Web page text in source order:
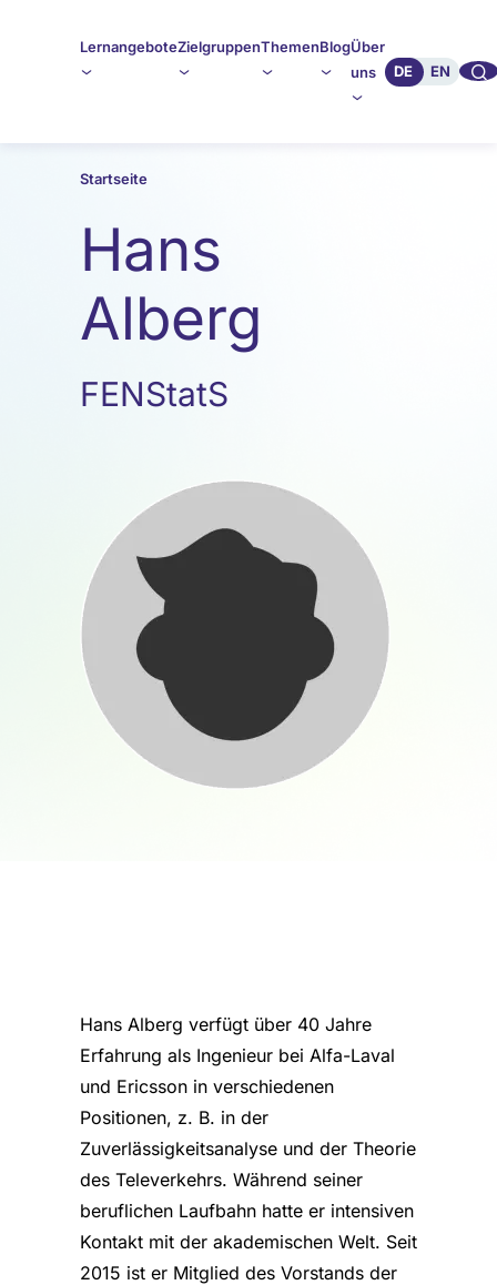
LernangeboteZielgruppenThemenBlogÜber
uns
DE EN 🔍︎︎
Startseite
Hans
Alberg
FENStatS
Hans Alberg verfügt über 40 Jahre
Erfahrung als Ingenieur bei Alfa-Laval
und Ericsson in verschiedenen
Positionen, z. B. in der
Zuverlässigkeitsanalyse und der Theorie
des Televerkehrs. Während seiner
beruflichen Laufbahn hatte er intensiven
Kontakt mit der akademischen Welt. Seit
2015 ist er Mitglied des Vorstands der